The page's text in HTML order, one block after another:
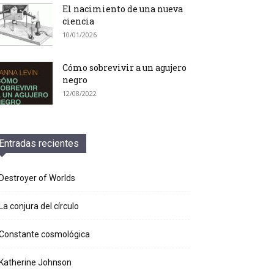
El nacimiento de una nueva
ciencia
10/01/2026
Cómo sobrevivir a un agujero
negro
12/08/2022
recientes
of Worlds
conjura del círculo
cosmológica
Johnson